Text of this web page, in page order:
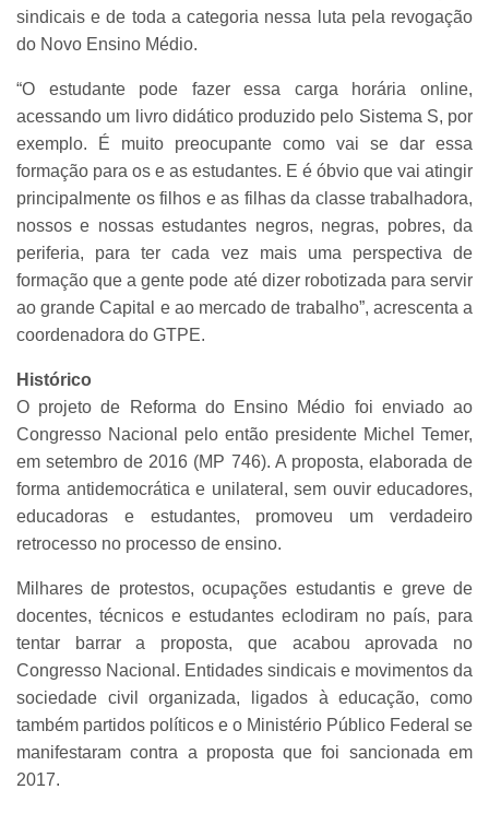
sindicais e de toda a categoria nessa luta pela revogação
do Novo Ensino Médio.
“O estudante pode fazer essa carga horária online,
acessando um livro didático produzido pelo Sistema S, por
exemplo. É muito preocupante como vai se dar essa
formação para os e as estudantes. E é óbvio que vai atingir
principalmente os filhos e as filhas da classe trabalhadora,
nossos e nossas estudantes negros, negras, pobres, da
periferia, para ter cada vez mais uma perspectiva de
formação que a gente pode até dizer robotizada para servir
ao grande Capital e ao mercado de trabalho”, acrescenta a
coordenadora do GTPE.
Histórico
O projeto de Reforma do Ensino Médio foi enviado ao
Congresso Nacional pelo então presidente Michel Temer,
em setembro de 2016 (MP 746). A proposta, elaborada de
forma antidemocrática e unilateral, sem ouvir educadores,
educadoras e estudantes, promoveu um verdadeiro
retrocesso no processo de ensino.
Milhares de protestos, ocupações estudantis e greve de
docentes, técnicos e estudantes eclodiram no país, para
tentar barrar a proposta, que acabou aprovada no
Congresso Nacional. Entidades sindicais e movimentos da
sociedade civil organizada, ligados à educação, como
também partidos políticos e o Ministério Público Federal se
manifestaram contra a proposta que foi sancionada em
2017.